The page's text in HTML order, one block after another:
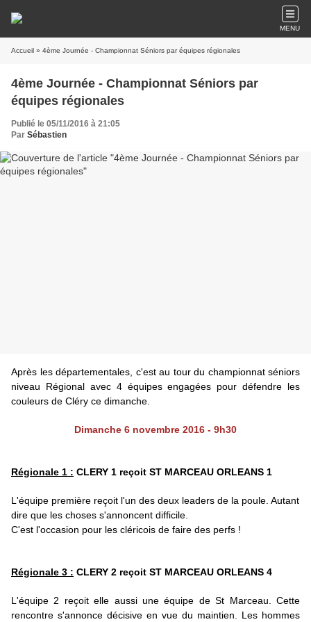
MENU
Accueil » 4ème Journée - Championnat Séniors par équipes régionales
4ème Journée - Championnat Séniors par
équipes régionales
Publié le 05/11/2016 à 21:05
Par Sébastien
Après les départementales, c'est au tour du championnat séniors
niveau Régional avec 4 équipes engagées pour défendre les
couleurs de Cléry ce dimanche.
Dimanche 6 novembre 2016 - 9h30
Régionale 1 : CLERY 1 reçoit ST MARCEAU ORLEANS 1
L'équipe première reçoit l'un des deux leaders de la poule. Autant
dire que les choses s'annoncent difficile.
C'est l'occasion pour les cléricois de faire des perfs !
Régionale 3 : CLERY 2 reçoit ST MARCEAU ORLEANS 4
L'équipe 2 reçoit elle aussi une équipe de St Marceau. Cette
rencontre s'annonce décisive en vue du maintien. Les hommes